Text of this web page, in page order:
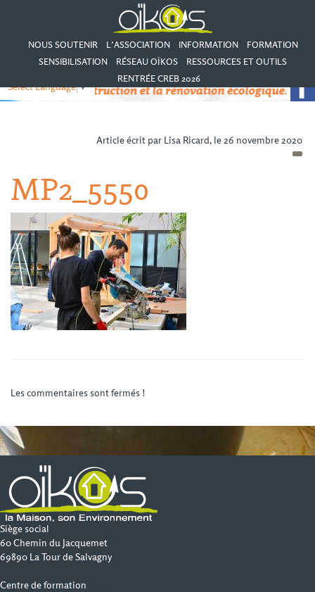
NOUS SOUTENIR L’ASSOCIATION INFORMATION
FORMATION
SENSIBILISATION
RÉSEAU OÏKOS
RESSOURCES ET OUTILS
RENTRÉE CREB 2026
Select Language▼
Article écrit par Lisa Ricard, le 26 novembre 2020
MP2_5550
Les commentaires sont fermés !
Siège social
60 Chemin du Jacquemet
69890 La Tour de Salvagny
Centre de formation